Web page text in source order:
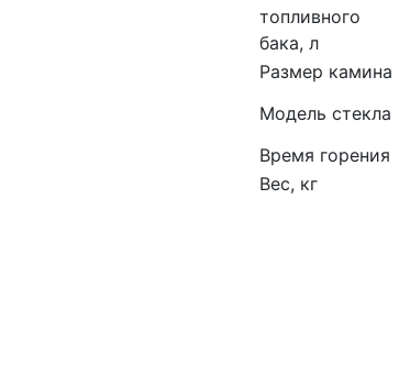
топливного
бака, л
Размер камина
Модель стекла
Время горения
Вес, кг